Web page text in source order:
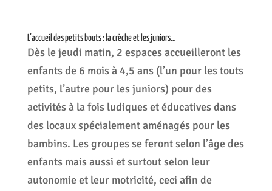
L’accueil des petits bouts : la crèche et les juniors…
Dès le jeudi matin, 2 espaces accueilleront les
enfants de 6 mois à 4,5 ans (l’un pour les touts
petits, l’autre pour les juniors) pour des
activités à la fois ludiques et éducatives dans
des locaux spécialement aménagés pour les
bambins. Les groupes se feront selon l’âge des
enfants mais aussi et surtout selon leur
autonomie et leur motricité, ceci afin de